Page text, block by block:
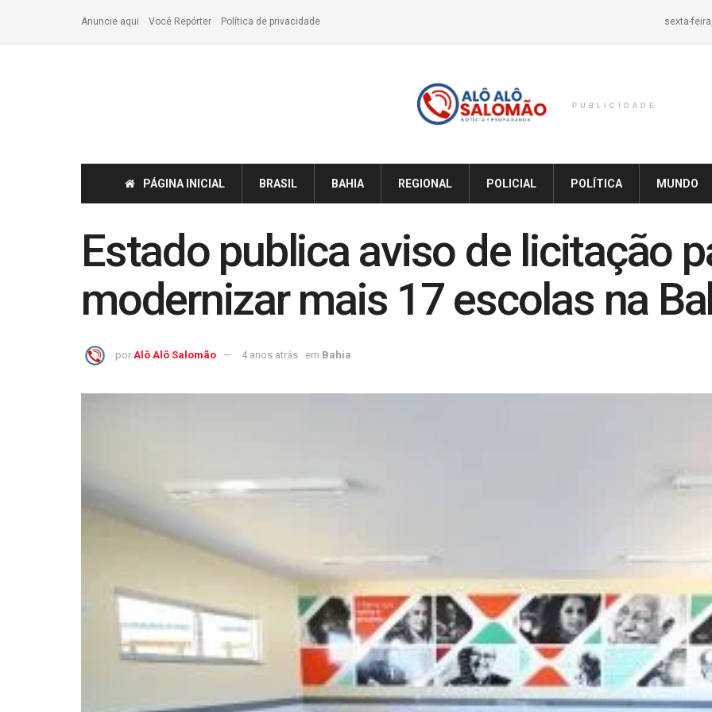
Anuncie aqui Você Repórter Política de privacidade sexta-
PUBLICIDADE
PÁGINA INICIAL BRASIL BAHIA REGIONAL POLICIAL POLÍTICA MUNDO
Estado publica aviso de licitação
modernizar mais 17 escolas na
por Alô Alô Salomão 4 anos atrás em Bahia